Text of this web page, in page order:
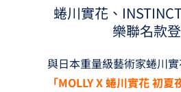
蜷川實花、
樂聯名款
與日本重量級藝術家蜷川
「MOLLY X 蜷川實花 初夏